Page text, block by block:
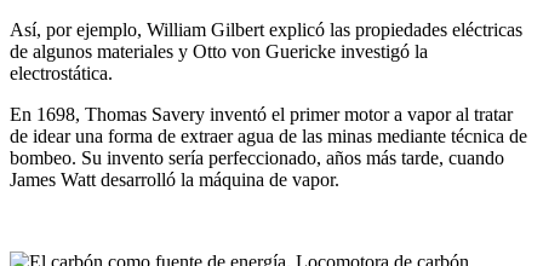
Así, por ejemplo, William Gilbert explicó las propiedades eléctricas
de algunos materiales y Otto von Guericke investigó la
electrostática.
En 1698, Thomas Savery inventó el primer motor a vapor al tratar
de idear una forma de extraer agua de las minas mediante técnica de
bombeo. Su invento sería perfeccionado, años más tarde, cuando
James Watt desarrolló la máquina de vapor.